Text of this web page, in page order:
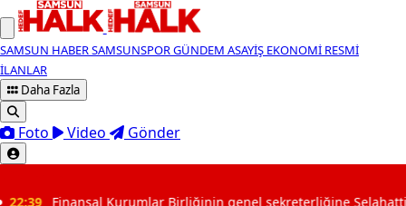
SAMSUN HABERSAMSUNSPORGÜNDEM ASAYİŞ EKONOMİ RESMİ
İLANLAR
Daha Fazla
Foto Video Gönder
Birliğinin genel sekreterliğine Selahattin Süleymanoğlu